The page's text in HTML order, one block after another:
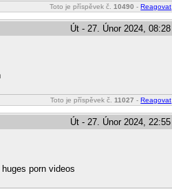
Toto je příspěvek č.10490 - Reagovat
Út - 27. Únor 2024, 08:28
Toto je příspěvek č.11027 - Reagovat
Út - 27. Únor 2024, 22:55
porn videos